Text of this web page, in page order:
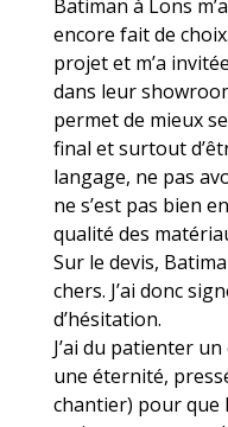
Batiman à Lons
encore fait de
projet et m’a
dans leur
permet de mieux
final et surtout
langage, ne pas
ne s’est pas bien
qualité des
Sur le devis,
chers. J’ai donc
d’hésitation.
J’ai du patienter
une éternité,
chantier) pour que